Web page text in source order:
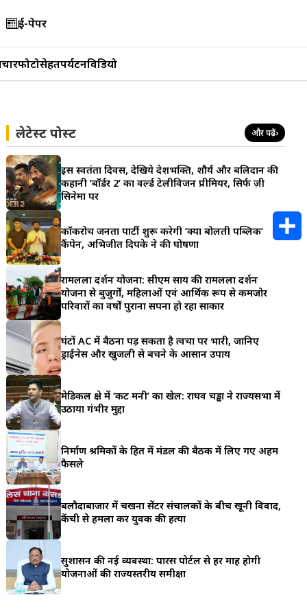
ई-पेपर
फोटोसेहतपर्यटनविडियो
लेटेस्ट पोस्ट और पढ़ें›
इस स्वतंत्रता दिवस, देखिये देशभक्ति, शौर्य और बलिदान की
कहानी ‘बॉर्डर 2’ का वर्ल्ड टेलीविजन प्रीमियर, सिर्फ ज़ी
सिनेमा पर
कॉकरोच जनता पार्टी शुरू करेगी ‘क्या बोलती पब्लिक’
कैंपेन, अभिजीत दिपके ने की घोषणा
रामलला दर्शन योजना: सीएम साय की रामलला दर्शन
योजना से बुजुर्गों, महिलाओं एवं आर्थिक रूप से कमजोर
परिवारों का वर्षों पुराना सपना हो रहा साकार
घंटों AC में बैठना पड़ सकता है त्वचा पर भारी, जानिए
ड्राईनेस और खुजली से बचने के आसान उपाय
मेडिकल क्षेत्र में ‘कट मनी’ का खेल: राघव चड्ढा ने राज्यसभा में
उठाया गंभीर मुद्दा
निर्माण श्रमिकों के हित में मंडल की बैठक में लिए गए अहम
फैसले
बलौदाबाजार में चखना सेंटर संचालकों के बीच खूनी विवाद,
कैंची से हमला कर युवक की हत्या
सुशासन की नई व्यवस्था: पारस पोर्टल से हर माह होगी
योजनाओं की राज्यस्तरीय समीक्षा